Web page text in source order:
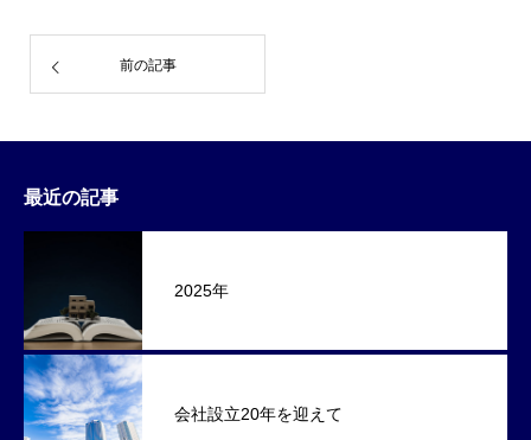
前の記事
最近の記事
2025年
会社設立20年を迎えて